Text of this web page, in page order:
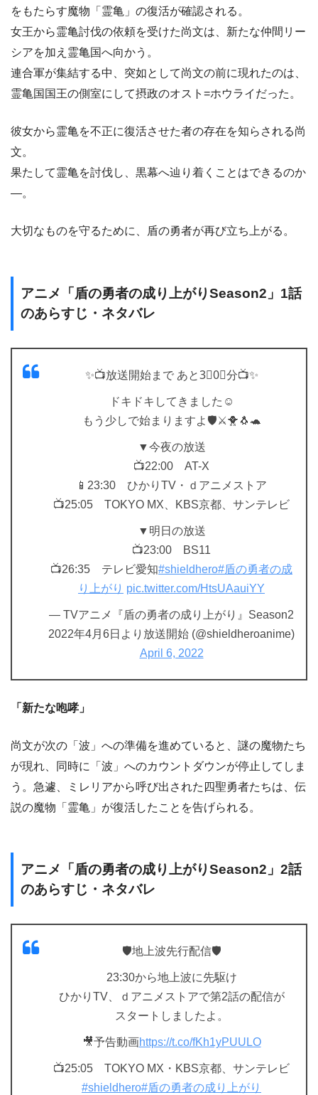
をもたらす魔物「霊亀」の復活が確認される。
女王から霊亀討伐の依頼を受けた尚文は、新たな仲間リー
シアを加え霊亀国へ向かう。
連合軍が集結する中、突如として尚文の前に現れたのは、
霊亀国国王の側室にして摂政のオスト=ホウライだった。
彼女から霊亀を不正に復活させた者の存在を知らされる尚
文。
果たして霊亀を討伐し、黒幕へ辿り着くことはできるのか
―。
大切なものを守るために、盾の勇者が再び立ち上がる。
アニメ「盾の勇者の成り上がりSeason2」1話
のあらすじ・ネタバレ
✨📺放送開始まで あと3⃣0⃣分📺✨
ドキドキしてきました☺
もう少しで始まりますよ🛡️⚔🐥🐧🐢
▼今夜の放送
📺22:00 AT-X
📱23:30 ひかりTV・ｄアニメストア
📺25:05 TOKYO MX、KBS京都、サンテレビ
▼明日の放送
📺23:00 BS11
📺26:35 テレビ愛知#shieldhero#盾の勇者の成
り上がり pic.twitter.com/HtsUAauiYY
— TVアニメ『盾の勇者の成り上がり』Season2
2022年4月6日より放送開始 (@shieldheroanime)
April 6, 2022
「新たな咆哮」
尚文が次の「波」への準備を進めていると、謎の魔物たち
が現れ、同時に「波」へのカウントダウンが停止してしま
う。急遽、ミレリアから呼び出された四聖勇者たちは、伝
説の魔物「霊亀」が復活したことを告げられる。
アニメ「盾の勇者の成り上がりSeason2」2話
のあらすじ・ネタバレ
🛡️地上波先行配信🛡️
23:30から地上波に先駆け
ひかりTV、ｄアニメストアで第2話の配信が
スタートしましたよ。
🎥予告動画https://t.co/fKh1yPUULO
📺25:05 TOKYO MX・KBS京都、サンテレビ
#shieldhero#盾の勇者の成り上がり